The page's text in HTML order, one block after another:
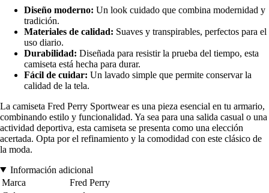
Diseño moderno: Un look cuidado que combina modernidad y
tradición.
Materiales de calidad: Suaves y transpirables, perfectos para el
uso diario.
Durabilidad: Diseñada para resistir la prueba del tiempo, esta
camiseta está hecha para durar.
Fácil de cuidar: Un lavado simple que permite conservar la
calidad de la tela.
La camiseta Fred Perry Sportwear es una pieza esencial en tu armario,
combinando estilo y funcionalidad. Ya sea para una salida casual o una
actividad deportiva, esta camiseta se presenta como una elección
acertada. Opta por el refinamiento y la comodidad con este clásico de
la moda.
Información adicional
Marca
Fred Perry